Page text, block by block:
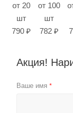
от 20
шт
790 ₽
от 100
шт
782 ₽
Акция!
Ваше имя *